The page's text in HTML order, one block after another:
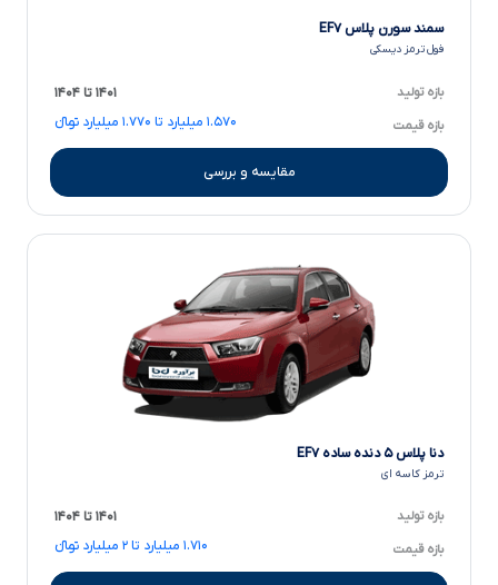
سمند سورن پلاس EF۷
فول ترمز دیسکی
بازه تولید ۱۴۰۱ تا ۱۴۰۴
بازه قیمت ۱.۵۷۰ میلیارد تا ۱.۷۷۰ میلیارد تومانءءء
مقایسه و بررسی
دنا پلاس ۵ دنده ساده EF۷
ترمز کاسه ای
بازه تولید ۱۴۰۱ تا ۱۴۰۴
بازه قیمت ۱.۷۱۰ میلیارد تا ۲ میلیارد تومانءءء